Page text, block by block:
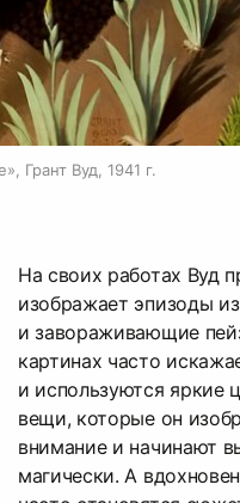
Грант Вуд, 1941 г.
На своих работах Вуд
изображает эпизоды
и завораживающие
картинах часто
и используются яркие
вещи, которые он
внимание и начинают
магически. А